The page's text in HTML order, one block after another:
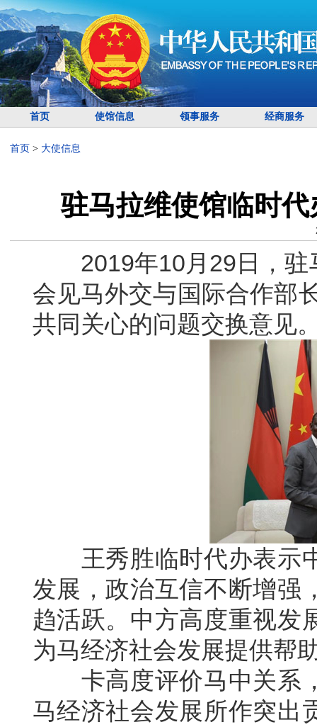
首页 使馆信息 领事服务 经商服务
首页 > 大使信息
驻马拉维使馆临时
2019年10月29日，驻
会见马外交与国际合作部
共同关心的问题交换意见
王秀胜临时代办表示中
发展，政治互信不断增强
趋活跃。中方高度重视发
为马经济社会发展提供帮
卡高度评价马中关系，
马经济社会发展所作突出